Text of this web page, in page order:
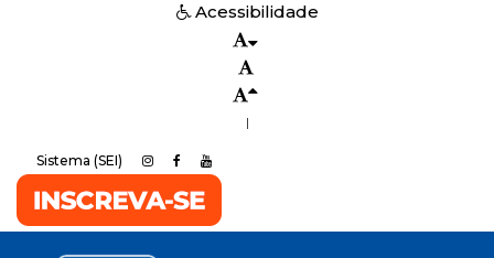
Acessibilidade
|
Sistema (SEI)